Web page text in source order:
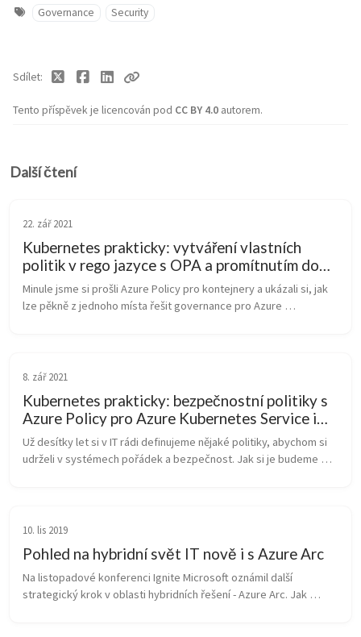
Governance Security
Tento příspěvek je licencován pod CC BY 4.0 autorem.
Sdílet
Další čtení
22. zář 2021
Kubernetes prakticky: vytváření vlastních
politik v rego jazyce s OPA a promítnutím do
Azure Policy
Minule jsme si prošli Azure Policy pro kontejnery a ukázali si, jak
lze pěkně z jednoho místa řešit governance pro Azure
8. zář 2021
Kubernetes prakticky: bezpečnostní politiky s
Azure Policy pro Azure Kubernetes Service i
váš on-premises Kubernetes/OpenShift
Už desítky let si v IT rádi definujeme nějaké politiky, abychom si
udrželi v systémech pořádek a bezpečnost. Jak si je budeme
10. lis 2019
Pohled na hybridní svět IT nově i s Azure Arc
Na listopadové konferenci Ignite Microsoft oznámil další
strategický krok v oblasti hybridních řešení - Azure Arc. Jak